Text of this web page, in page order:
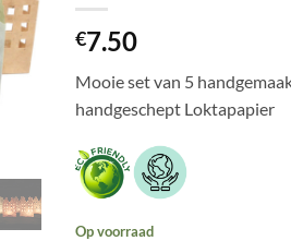
€7.50
Mooie set van 5
handgeschept Loktapapier
Op voorraad